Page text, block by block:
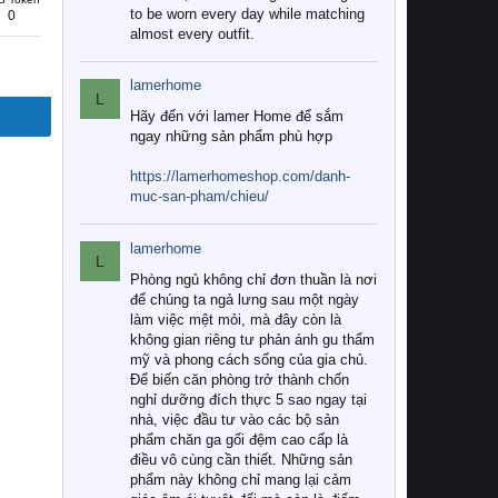
0
to be worn every day while matching
almost every outfit.
L
lamerhome
Hãy đến với lamer Home để sắm
ngay những sản phẩm phù hợp
https://lamerhomeshop.com/danh-
muc-san-pham/chieu/
L
lamerhome
Phòng ngủ không chỉ đơn thuần là nơi
để chúng ta ngả lưng sau một ngày
làm việc mệt mỏi, mà đây còn là
không gian riêng tư phản ánh gu thẩm
mỹ và phong cách sống của gia chủ.
Để biến căn phòng trở thành chốn
nghỉ dưỡng đích thực 5 sao ngay tại
nhà, việc đầu tư vào các bộ sản
phẩm chăn ga gối đệm cao cấp là
điều vô cùng cần thiết. Những sản
phẩm này không chỉ mang lại cảm